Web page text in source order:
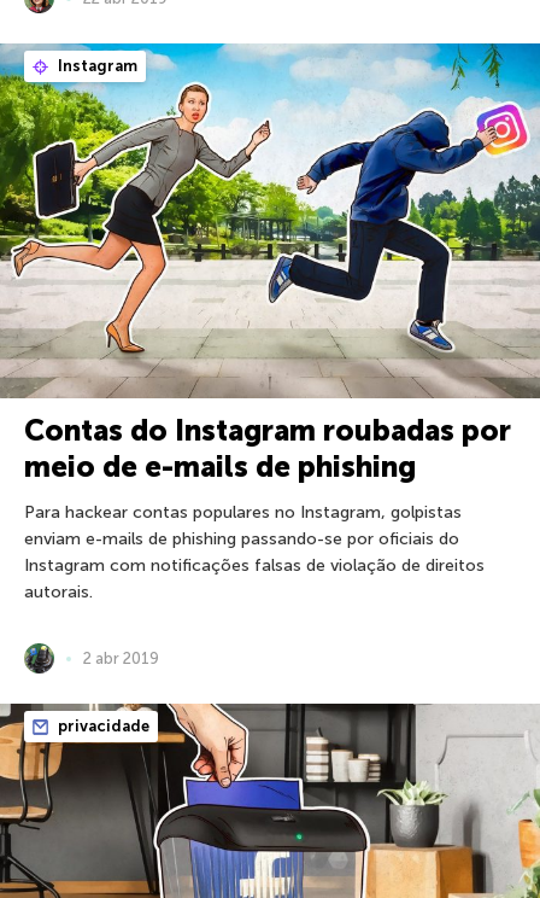
Instagram
Contas do Instagram roubadas por
meio de e-mails de phishing
Para hackear contas populares no Instagram, golpistas
enviam e-mails de phishing passando-se por oficiais do
Instagram com notificações falsas de violação de direitos
autorais.
2 abr 2019
privacidade